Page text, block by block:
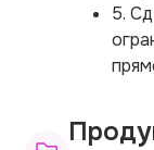
5.